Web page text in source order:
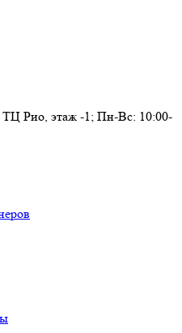
Рио, этаж -1; Пн-Вс: 10:00-